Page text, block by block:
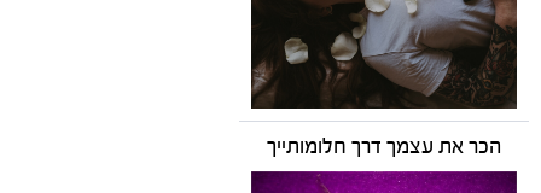
הכר את עצמך דרך חלומותייך